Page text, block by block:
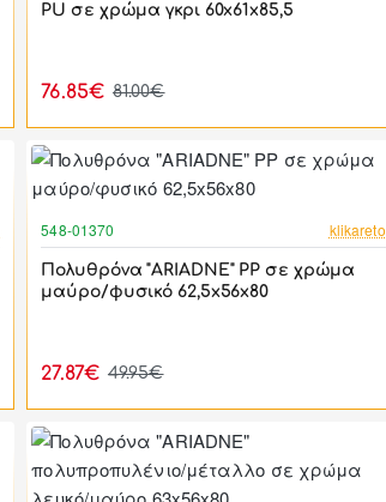
PU σε χρώμα γκρι 60x61x85,5
76.85€ 81.00€
548-01370 klikareto
Πολυθρόνα "ARIADNE" PP σε χρώμα
μαύρο/φυσικό 62,5x56x80
27.87€ 49.95€